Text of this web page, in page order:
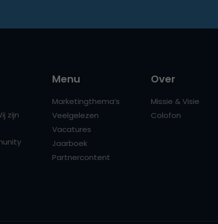
zijn
Menu
Marketingthema’s
Veelgelezen
Vacatures
Jaarboek
Partnercontent
Over
Missie & Visie
Colofon